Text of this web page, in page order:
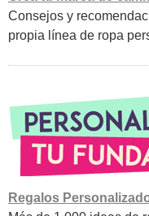
Consejos y
propia línea de ropa
Regalos